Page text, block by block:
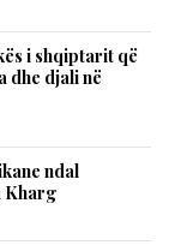
i shqiptarit që
dhe djali në
ndal
Kharg